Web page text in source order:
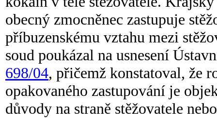
obecný zmocněnec zastupuje
příbuzenskému vztahu mezi
soud poukázal na usnesení
698/04, přičemž konstatoval, že
opakovaného zastupování je
důvody na straně stěžovatele